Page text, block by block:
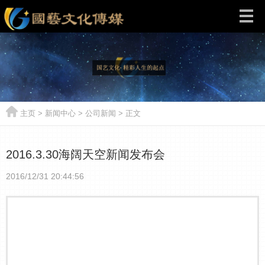
主页 > 新闻中心 > 公司新闻 > 正文
2016.3.30海阔天空新闻发布会
2016/12/31 20:44:56